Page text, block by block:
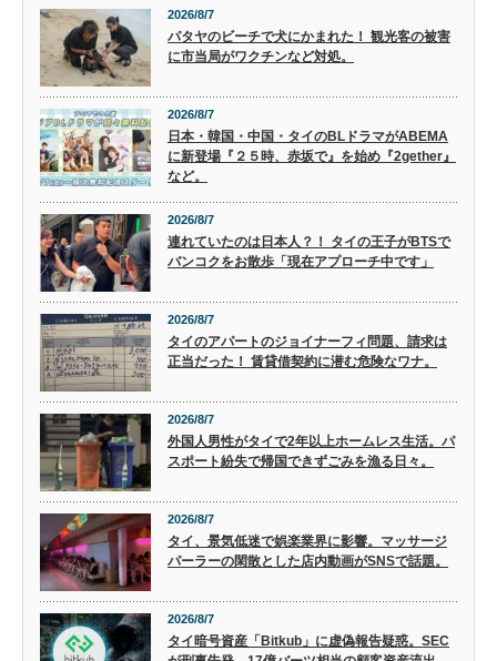
2026/8/7
パタヤのビーチで犬にかまれた！ 観光客の被害
に市当局がワクチンなど対処。
2026/8/7
日本・韓国・中国・タイのBLドラマがABEMA
に新登場『２５時、赤坂で』を始め『2gether』
など。
2026/8/7
連れていたのは日本人？！ タイの王子がBTSで
バンコクをお散歩「現在アプローチ中です」
2026/8/7
タイのアパートのジョイナーフィ問題、請求は
正当だった！ 賃貸借契約に潜む危険なワナ。
2026/8/7
外国人男性がタイで2年以上ホームレス生活。パ
スポート紛失で帰国できずごみを漁る日々。
2026/8/7
タイ、景気低迷で娯楽業界に影響。マッサージ
パーラーの閑散とした店内動画がSNSで話題。
2026/8/7
タイ暗号資産「Bitkub」に虚偽報告疑惑。SEC